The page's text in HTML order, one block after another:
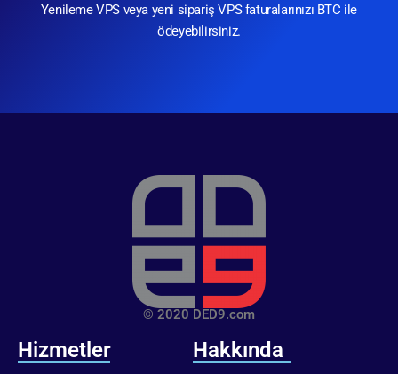
Yenileme VPS veya yeni sipariş VPS faturalarınızı BTC ile
ödeyebilirsiniz.
© 2020 DED9.com
Hizmetler Hakkında